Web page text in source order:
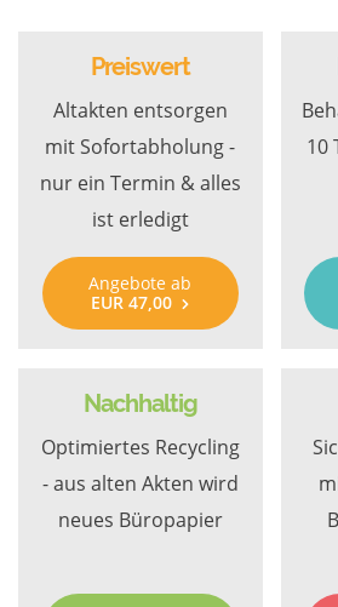
Preiswert
Altakten entsorgen
mit Sofortabholung -
nur ein Termin & alles
ist erledigt
Angebote ab
EUR 47,00
10
Nachhaltig
Optimiertes Recycling
- aus alten Akten wird
neues Büropapier